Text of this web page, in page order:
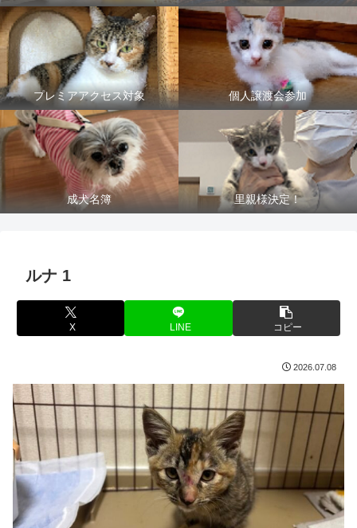
プレミアアクセス対象 個人譲渡会参加
成犬名簿 里親様決定！
ルナ 1
X LINE コピー
2026.07.08